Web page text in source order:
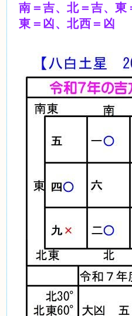
南＝吉、北＝吉、
東＝凶、北西＝凶